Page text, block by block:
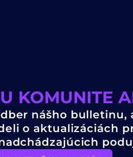
KOMUNITE
nášho bulletinu,
o aktualizáciách